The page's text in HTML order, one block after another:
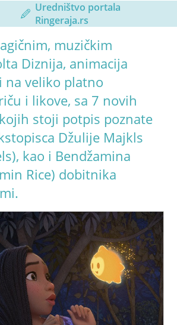
Uredništvo portala
Ringeraja.rs
muzičkim
Diznija, animacija
na veliko platno
i likove, sa 7 novih
stoji potpis poznate
Džulije Majkls
kao i Bendžamina
Rice) dobitnika